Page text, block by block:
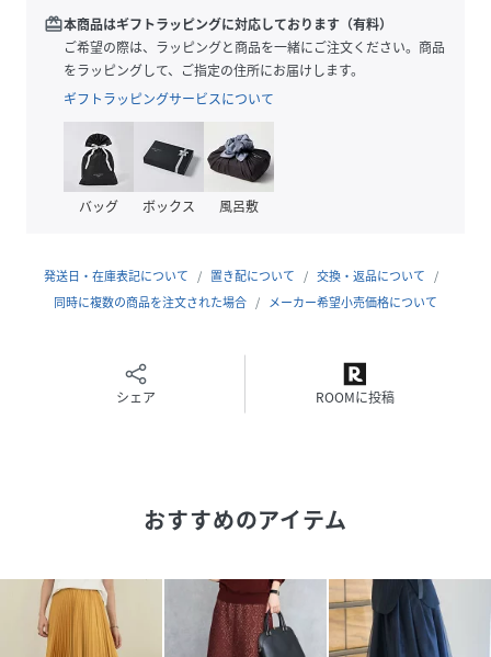
スタイリングの主役として映える、特別感のあるスカートで
■おすすめスタイリング
シンプルなニットやブラウスを合わせるだけで、
上品で印象的な着こなしに。
同素材のトップスと合わせたセットアップスタイルなら、
※商品画像は、光の当たり具合やパソコンなどの閲覧環境に
※サイズ表記はあくまで目安となります。
※お客様への発送が店頭販売より遅れる場合もあります。
※追加生産商品は、一部の店舗、通販で販売中の場合がござ
います。予めご了承下さい。
redeem本商品はギフトラッピングに対応しております（有料）
ご希望の際は、ラッピングと商品を一緒にご注文ください。商品
をラッピングして、ご指定の住所にお届けします。
ギフトラッピングサービスについて
バッグ ボックス 風呂敷
発送日・在庫表記について 置き配について
交換・返品について
同時に複数の商品を注文された場合
メーカー希望小売価格について
シェア ROOMに投稿
おすすめのアイテム